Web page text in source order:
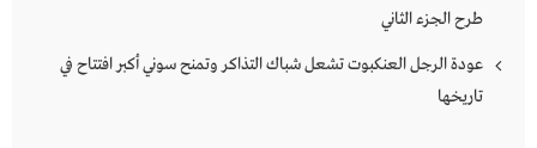
طرح الجزء الثاني
عودة الرجل العنكبوت تشعل شباك التذاكر وتمنح سوني أكبر افتتاح في
تاريخها